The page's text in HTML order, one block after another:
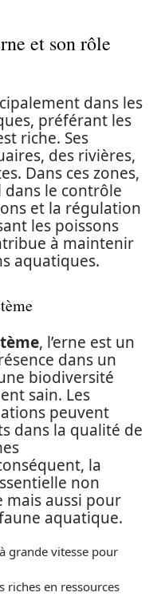
et son rôle
dans les
préférant les
riche. Ses
des rivières,
Dans ces zones,
dans le contrôle
et la régulation
les poissons
à maintenir
aquatiques.
, l’erne est un
dans un
biodiversité
sain. Les
peuvent
dans la qualité de
la
non
mais aussi pour
aquatique.
grande vitesse pour
riches en ressources